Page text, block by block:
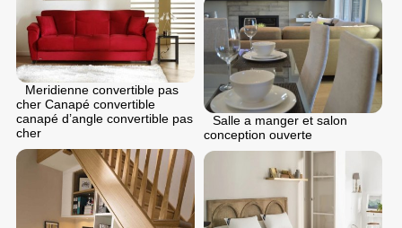
Meridienne convertible pas
cher Canapé convertible
canapé d’angle convertible pas
cher
Salle a manger et salon
conception ouverte